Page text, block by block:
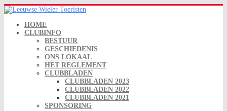
HOME
CLUBINFO
BESTUUR
GESCHIEDENIS
ONS LOKAAL
HET REGLEMENT
CLUBBLADEN
CLUBBLADEN 2023
CLUBBLADEN 2022
CLUBBLADEN 2021
SPONSORING